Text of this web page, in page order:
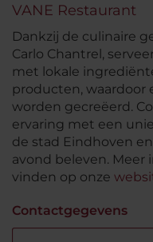
VANE Restaurant
Dankzij de culinaire
Carlo Chantrel,
met lokale
producten, waardoor
worden gecreëerd.
ervaring met een
de stad Eindhoven
avond beleven. Meer
vinden op onze
Contactgegevens